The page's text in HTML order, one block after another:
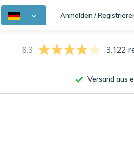
Anmelden /
8.3 3.122
Versand aus